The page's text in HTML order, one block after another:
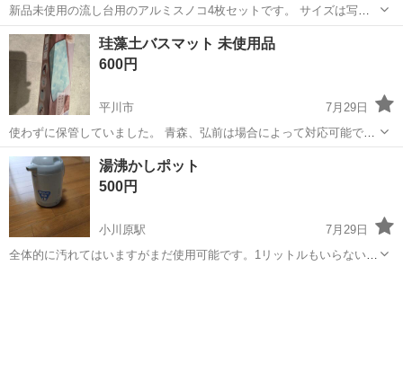
新品未使用の流し台用のアルミスノコ4枚セットです。 サイズは写真
を参考にしてください。 写真4枚目、スノコ1枚だけ真ん中に折り目が
ついています。 受け渡し場所は東長町セブンイレブン希望です。
青森 弘前市 中央弘前駅 家庭用品 流し台
珪藻土バスマット 未使用品
600円
平川市
7月29日
使わずに保管していました。 青森、弘前は場合によって対応可能で
す。
青森 平川市 家庭用品 珪藻土
湯沸かしポット
500円
小川原駅
7月29日
全体的に汚れてはいますがまだ使用可能です。1リットルもいらないの